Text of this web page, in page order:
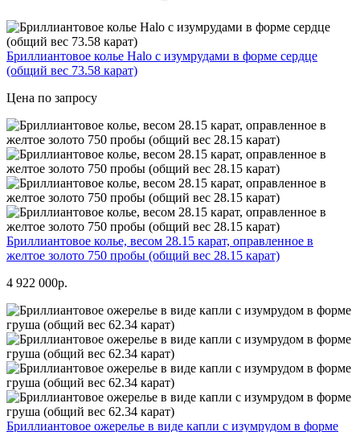
Бриллиантовое колье Halo с изумрудами в форме сердце
(общий вес 73.58 карат)
Цена по запросу
Бриллиантовое колье, весом 28.15 карат, оправленное в
желтое золото 750 пробы (общий вес 28.15 карат)
4 922 000р.
Бриллиантовое ожерелье в виде капли с изумрудом в форме